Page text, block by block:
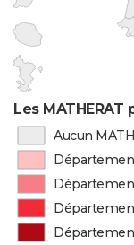
Les
Aucun